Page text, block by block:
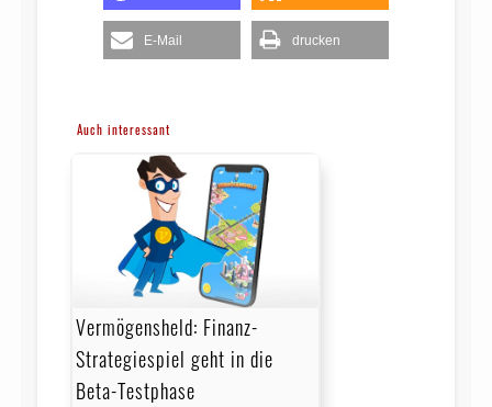
E-Mail drucken
Auch interessant
Vermögensheld: Finanz-
Strategiespiel geht in die
Beta-Testphase